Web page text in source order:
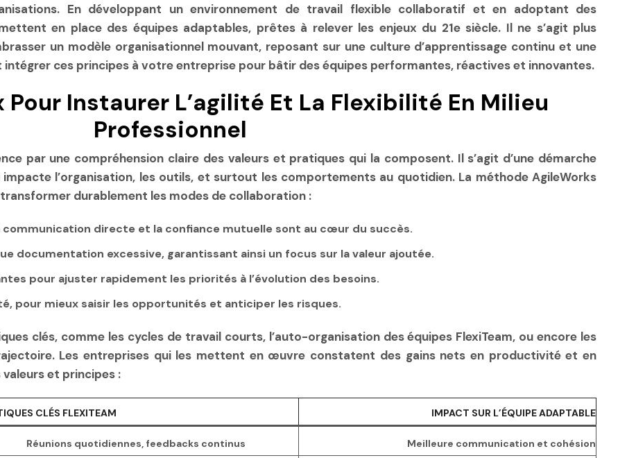
En développant un environnement de travail flexible collaboratif et en adoptant des
en place des équipes adaptables, prêtes à relever les enjeux du 21e siècle. Il ne s’agit plus
un modèle organisationnel mouvant, reposant sur une culture d’apprentissage continu et une
ces principes à votre entreprise pour bâtir des équipes performantes, réactives et innovantes.
Instaurer L’agilité Et La Flexibilité En Milieu
Professionnel
par une compréhension claire des valeurs et pratiques qui la composent. Il s’agit d’une démarche
l’organisation, les outils, et surtout les comportements au quotidien. La méthode AgileWorks
durablement les modes de collaboration :
communication directe et la confiance mutuelle sont au cœur du succès.
documentation excessive, garantissant ainsi un focus sur la valeur ajoutée.
pour ajuster rapidement les priorités à l’évolution des besoins.
pour mieux saisir les opportunités et anticiper les risques.
clés, comme les cycles de travail courts, l’auto-organisation des équipes FlexiTeam, ou encore les
Les entreprises qui les mettent en œuvre constatent des gains nets en productivité et en
et principes :
CLÉS FLEXITEAM IMPACT SUR L’ÉQUIPE ADAPTABLE
Réunions quotidiennes, feedbacks continus
Meilleure communication et cohésion